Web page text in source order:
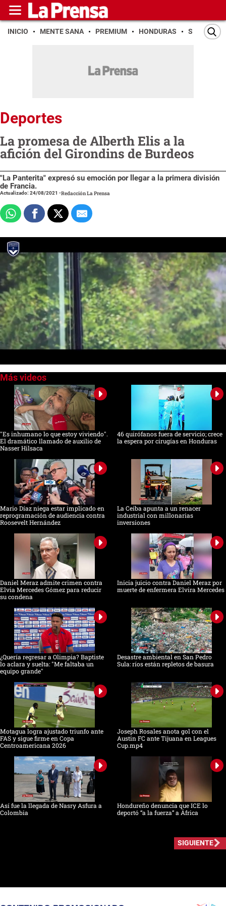
INICIO MENTE SANA PREMIUM HONDURAS SAN PEDRO
Deportes
La promesa de Alberth Elis a la
afición del Girondins de Burdeos
"La Panterita" expresó su emoción por llegar a la primera división
de Francia.
Actualizado: 24/08/2021 -Redacción La Prensa
seconds
seconds
"Es inhumano lo que estoy viviendo".
El dramático llamado de auxilio de
Nasser Hilsaca
46 quirófanos fuera de servicio; crece
la espera por cirugías en Honduras
Mario Díaz niega estar implicado en
reprogramación de audiencia contra
Roosevelt Hernández
La Ceiba apunta a un renacer
industrial con millonarias
inversiones
Daniel Meraz admite crimen contra
Elvia Mercedes Gómez para reducir
su condena
Inicia juicio contra Daniel Meraz por
muerte de enfermera Elvira Mercedes
¿Quería regresar a Olimpia? Baptiste
lo aclara y suelta: "Me faltaba un
equipo grande"
Desastre ambiental en San Pedro
Sula: ríos están repletos de basura
Motagua logra ajustado triunfo ante
FAS y sigue firme en Copa
Centroamericana 2026
Joseph Rosales anota gol con el
Austin FC ante Tijuana en Leagues
Cup.mp4
Así fue la llegada de Nasry Asfura a
Colombia
Hondureño denuncia que ICE lo
deportó “a la fuerza” a África
SIGUIENTE